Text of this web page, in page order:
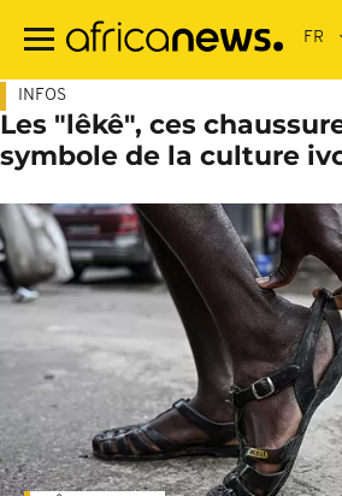
contenu
INFOS
Les "lêkê", ces
symbole de la culture